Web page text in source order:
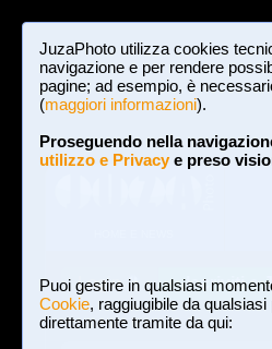
JuzaPhoto utilizza cookies
navigazione e per rendere
pagine; ad esempio, è
(maggiori informazioni).
Proseguendo nella
utilizzo e Privacye preso
Puoi gestire in qualsiasi
Cookie, raggiugibile da
direttamente tramite da qui:
Login Iscriviti a